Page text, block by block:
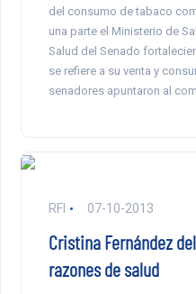
del consumo de tabaco
una parte el Ministerio de
Salud del Senado
se refiere a su venta y
senadores apuntaron al
RFI 07-10-2013
Cristina Fernández
razones de salud